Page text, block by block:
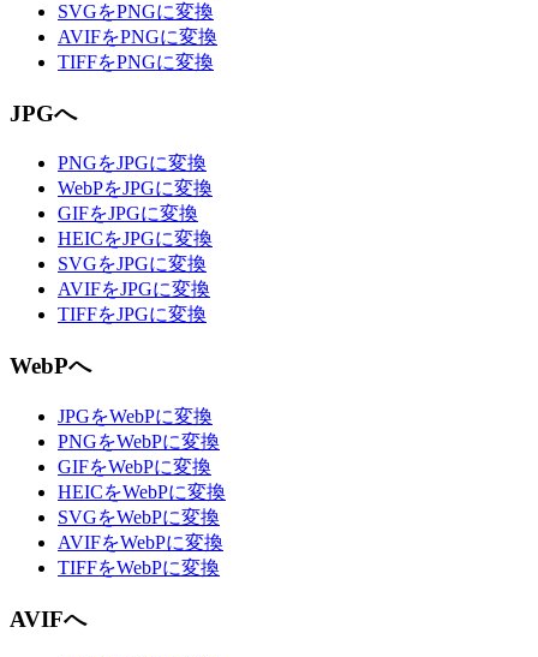
SVGをPNGに変換
AVIFをPNGに変換
TIFFをPNGに変換
JPGへ
PNGをJPGに変換
WebPをJPGに変換
GIFをJPGに変換
HEICをJPGに変換
SVGをJPGに変換
AVIFをJPGに変換
TIFFをJPGに変換
WebPへ
JPGをWebPに変換
PNGをWebPに変換
GIFをWebPに変換
HEICをWebPに変換
SVGをWebPに変換
AVIFをWebPに変換
TIFFをWebPに変換
AVIFへ